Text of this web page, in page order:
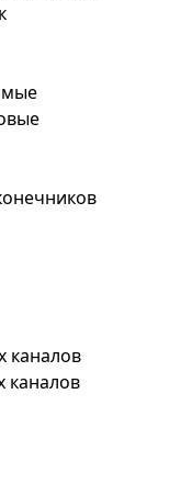
каналов
каналов